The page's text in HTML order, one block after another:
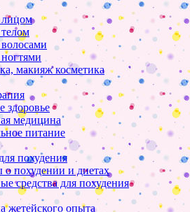
лицом
макияж косметика
здоровье
медицина
питание
похудения
похудении и диетах
средства для похудения
жетейского опыта